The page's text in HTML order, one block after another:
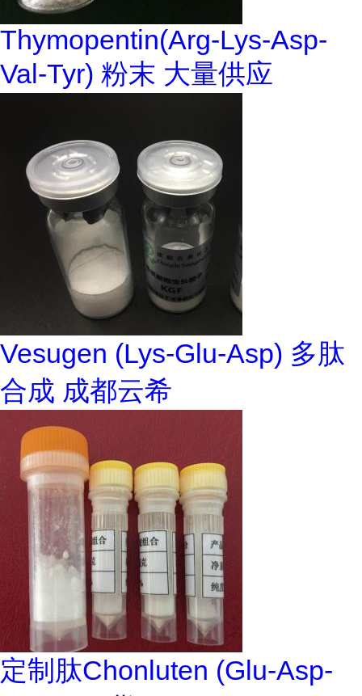
Thymopentin(Arg-Lys-Asp-
Val-Tyr) 粉末 大量供应
Vesugen (Lys-Glu-Asp) 多肽
合成 成都云希
定制肽Chonluten (Glu-Asp-